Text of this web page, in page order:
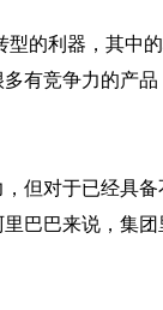
的利器，其中
有竞争力的产
但对于已经具
巴巴来说，集